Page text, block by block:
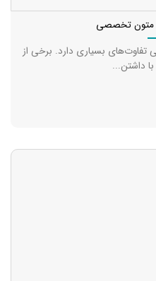
متون تخصصی
بسیاری دارد. برخی از
با داشتن...